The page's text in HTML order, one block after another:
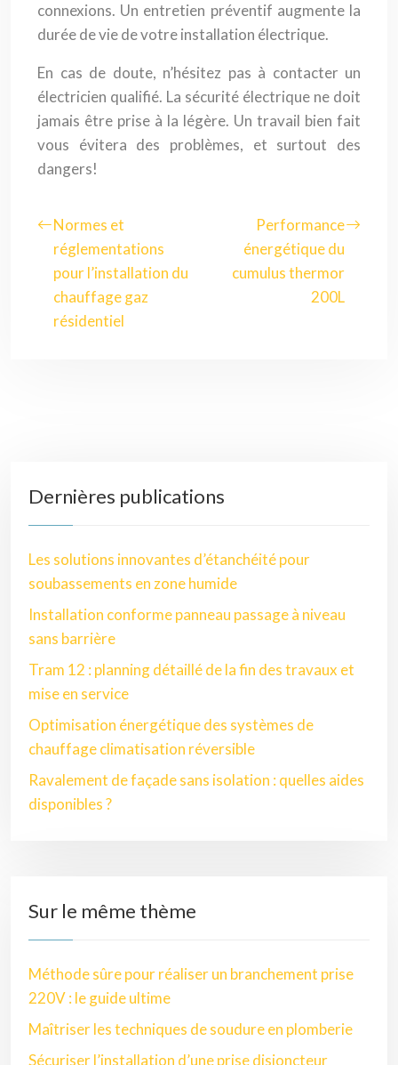
connexions. Un entretien préventif augmente la
durée de vie de votre installation électrique.
En cas de doute, n’hésitez pas à contacter un
électricien qualifié. La sécurité électrique ne doit
jamais être prise à la légère. Un travail bien fait
vous évitera des problèmes, et surtout des
dangers!
Normes et
réglementations
pour l’installation du
chauffage gaz
résidentiel
Performance
énergétique du
cumulus thermor
200L
Dernières publications
Les solutions innovantes d’étanchéité pour
soubassements en zone humide
Installation conforme panneau passage à niveau
sans barrière
Tram 12 : planning détaillé de la fin des travaux et
mise en service
Optimisation énergétique des systèmes de
chauffage climatisation réversible
Ravalement de façade sans isolation : quelles aides
disponibles ?
Sur le même thème
Méthode sûre pour réaliser un branchement prise
220V : le guide ultime
Maîtriser les techniques de soudure en plomberie
Sécuriser l’installation d’une prise disjoncteur